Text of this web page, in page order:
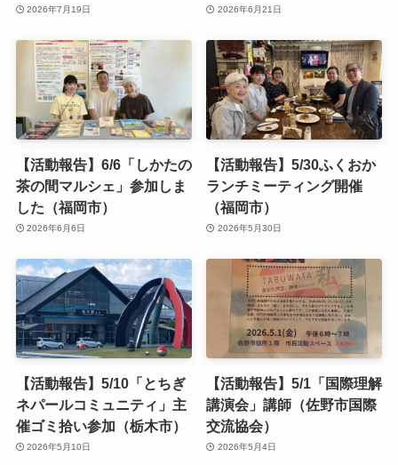
2026年7月19日 2026年6月21日
【活動報告】6/6「しかたの
茶の間マルシェ」参加しま
した（福岡市）
2026年6月6日
【活動報告】5/30ふくおか
ランチミーティング開催
（福岡市）
2026年5月30日
【活動報告】5/10「とちぎ
ネパールコミュニティ」主
催ゴミ拾い参加（栃木市）
2026年5月10日
【活動報告】5/1「国際理解
講演会」講師（佐野市国際
交流協会）
2026年5月4日